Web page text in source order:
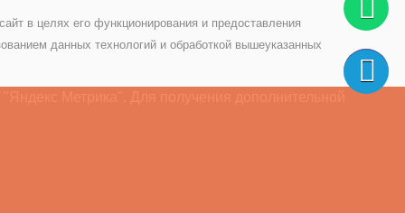
в целях его функционирования и предоставления
данных технологий и обработкой вышеуказанных